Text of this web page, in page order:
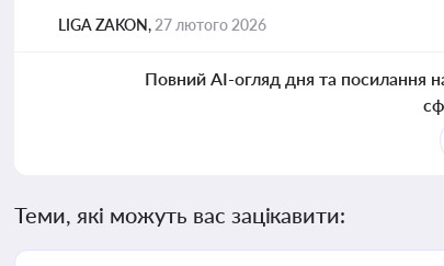
LIGA ZAKON, 27 лютого 2026
Повний AI-огляд дня та посилання
Теми, які можуть вас зацікавити: